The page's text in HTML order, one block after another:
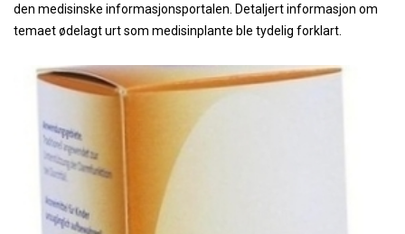
den medisinske informasjonsportalen. Detaljert informasjon om
temaet ødelagt urt som medisinplante ble tydelig forklart.